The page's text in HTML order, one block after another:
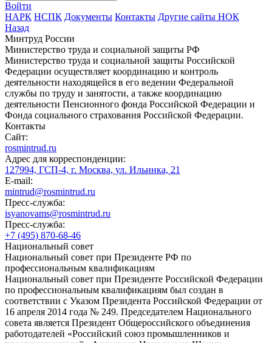
Войти
НАРК НСПК Документы Контакты Другие сайты НОК
Назад
Минтруд России
Министерство труда и социальной защиты РФ
Министерство труда и социальной защиты Российской
Федерации осуществляет координацию и контроль
деятельности находящейся в его ведении Федеральной
службы по труду и занятости, а также координацию
деятельности Пенсионного фонда Российской Федерации и
Фонда социального страхования Российской Федерации.
Контакты
Сайт:
rosmintrud.ru
Адрес для корреспонденции:
127994, ГСП-4, г. Москва, ул. Ильинка, 21
E-mail:
mintrud@rosmintrud.ru
Пресс-служба:
isyanovams@rosmintrud.ru
Пресс-служба:
+7 (495) 870-68-46
Национальный совет
Национальный совет при Президенте РФ по
профессиональным квалификациям
Национальный совет при Президенте Российской Федерации
по профессиональным квалификациям был создан в
соответствии с Указом Президента Российской Федерации от
16 апреля 2014 года № 249. Председателем Национального
совета является Президент Общероссийского объединения
работодателей «Российский союз промышленников и